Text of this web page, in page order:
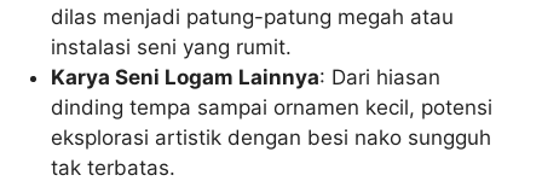
dilas menjadi patung-patung megah atau
instalasi seni yang rumit.
Karya Seni Logam Lainnya: Dari hiasan
dinding tempa sampai ornamen kecil, potensi
eksplorasi artistik dengan besi nako sungguh
tak terbatas.